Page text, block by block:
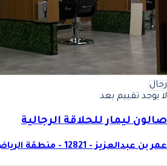
رجال
لا يوجد تقييم بعد
صالون ليمار للحلاقة الرجالية
عمر بن عبدالعزيز - 12821 - منطقة الرياض - Saudi Arabia